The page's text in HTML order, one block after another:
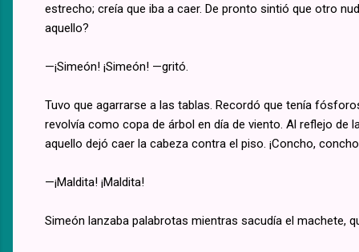
estrecho; creía que iba a caer. De pronto sintió que otro
aquello?
—¡Simeón! ¡Simeón! —gritó.
Tuvo que agarrarse a las tablas. Recordó que tenía
revolvía como copa de árbol en día de viento. Al reflejo de
aquello dejó caer la cabeza contra el piso. ¡Concho,
—¡Maldita! ¡Maldita!
Simeón lanzaba palabrotas mientras sacudía el machete,